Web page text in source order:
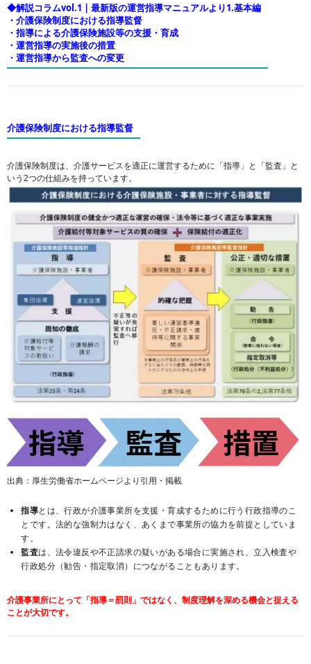
◆解説コラムvol.1 | 最新版の運営指導マニュアルより1.基本編
・介護保険制度における指導監督
・指導による介護保険施設等の支援・育成
・運営指導の実施後の措置
・運営指導から監査への変更
介護保険制度における指導監督
介護保険制度は、介護サービスを適正に運営するために「指導」と「監査」と
いう2つの仕組みを持っています。
出典：厚生労働省ホームページより引用・掲載
指導とは、行政が介護事業所を支援・育成するために行う行政指導のこ
とです。法的な強制力はなく、あくまで事業所の協力を前提としていま
す。
監査は、法令違反や不正請求の疑いがある場合に実施され、立入検査や
行政処分（勧告・指定取消）につながることもあります。
介護事業所にとって「指導＝罰則」ではなく、制度理解を深める機会と捉える
ことが大切です。